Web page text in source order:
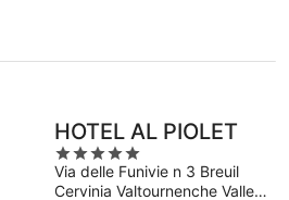
HOTEL AL PIOLET
5
out
Via delle Funivie n 3 Breuil
Cervinia Valtournenche Valle